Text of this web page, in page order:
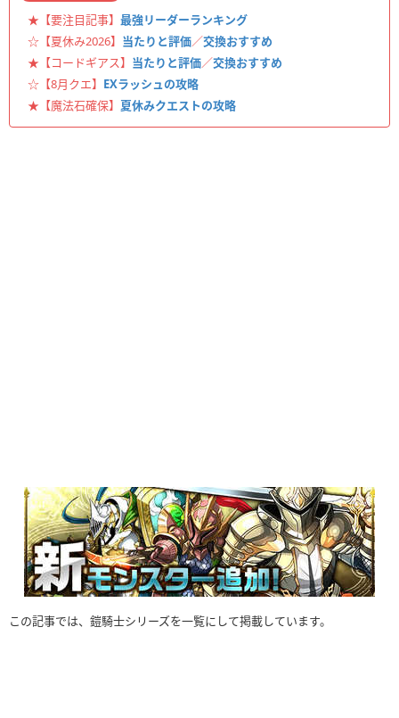
★【要注目記事】 最強リーダーランキング
☆【夏休み2026】 当たりと評価／交換おすすめ
★【コードギアス】 当たりと評価／交換おすすめ
☆【8月クエ】 EXラッシュの攻略
★【魔法石確保】 夏休みクエストの攻略
この記事では、鎧騎士シリーズを一覧にして掲載しています。